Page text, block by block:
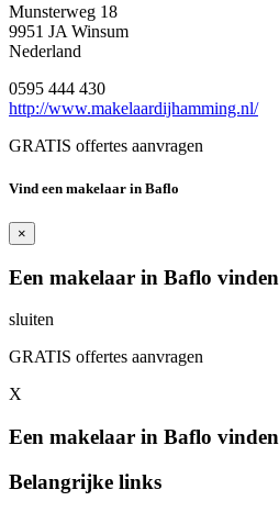
Munsterweg 18
9951 JA Winsum
Nederland
0595 444 430
http://www.makelaardijhamming.nl/
GRATIS offertes aanvragen
Vind een makelaar in Baflo
×
Een makelaar in Baflo vinden
sluiten
GRATIS offertes aanvragen
X
Een makelaar in Baflo vinden
Belangrijke links